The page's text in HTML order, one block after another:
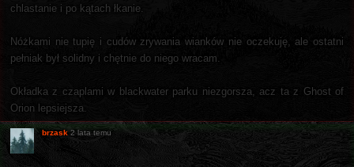
chlastanie i po kątach łkanie.
Nóżkami nie tupię i cudów zrywania wianków nie oczekuję, ale ostatni
pełniak był solidny i chętnie do niego wracam.
Okładka z czaplami w blackwater parku niezgorsza, acz ta z Ghost of
Orion lepsiejsza.
brzask 2 lata temu